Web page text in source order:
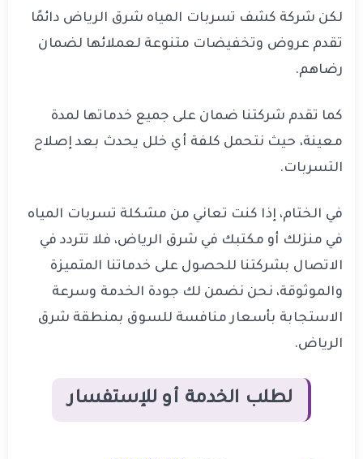
لكن شركة كشف تسربات المياه شرق الرياض دائمًا
تقدم عروض وتخفيضات متنوعة لعملائها لضمان
رضاهم.
كما تقدم شركتنا ضمان على جميع خدماتها لمدة
معينة، حيث نتحمل كلفة أي خلل يحدث بعد إصلاح
التسربات.
في الختام، إذا كنت تعاني من مشكلة تسربات المياه
في منزلك أو مكتبك في شرق الرياض، فلا تتردد في
الاتصال بشركتنا للحصول على خدماتنا المتميزة
والموثوقة، نحن نضمن لك جودة الخدمة وسرعة
الاستجابة بأسعار منافسة للسوق بمنطقة شرق
الرياض.
لطلب الخدمة أو للإستفسار